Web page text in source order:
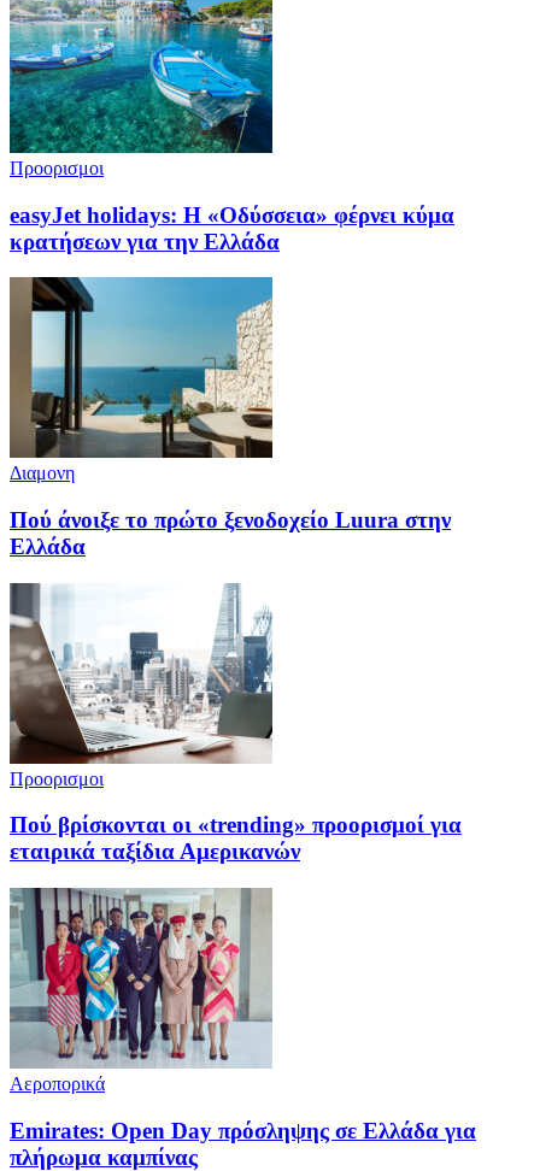
Προορισμοι
easyJet holidays: Η «Οδύσσεια» φέρνει κύμα
κρατήσεων για την Ελλάδα
Διαμονη
Πού άνοιξε το πρώτο ξενοδοχείο Luura στην
Ελλάδα
Προορισμοι
Πού βρίσκονται οι «trending» προορισμοί για
εταιρικά ταξίδια Αμερικανών
Αεροπορικά
Emirates: Open Day πρόσληψης σε Ελλάδα για
πλήρωμα καμπίνας